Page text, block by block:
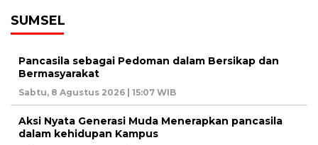
SUMSEL
Pancasila sebagai Pedoman dalam Bersikap dan
Bermasyarakat
Sabtu, 8 Agustus 2026 | 15:07 WIB
Aksi Nyata Generasi Muda Menerapkan pancasila
dalam kehidupan Kampus